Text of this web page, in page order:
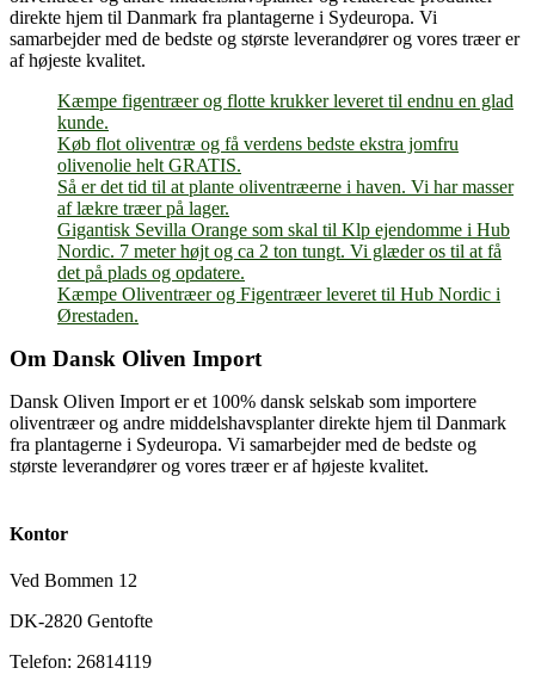
direkte hjem til Danmark fra plantagerne i Sydeuropa. Vi
samarbejder med de bedste og største leverandører og vores træer er
af højeste kvalitet.
Kæmpe figentræer og flotte krukker leveret til endnu en glad
kunde.
Køb flot oliventræ og få verdens bedste ekstra jomfru
olivenolie helt GRATIS.
Så er det tid til at plante oliventræerne i haven. Vi har masser
af lækre træer på lager.
Gigantisk Sevilla Orange som skal til Klp ejendomme i Hub
Nordic. 7 meter højt og ca 2 ton tungt. Vi glæder os til at få
det på plads og opdatere.
Kæmpe Oliventræer og Figentræer leveret til Hub Nordic i
Ørestaden.
Om Dansk Oliven Import
Dansk Oliven Import er et 100% dansk selskab som importere
oliventræer og andre middelshavsplanter direkte hjem til Danmark
fra plantagerne i Sydeuropa. Vi samarbejder med de bedste og
største leverandører og vores træer er af højeste kvalitet.
Kontor
Ved Bommen 12
DK-2820 Gentofte
Telefon: 26814119